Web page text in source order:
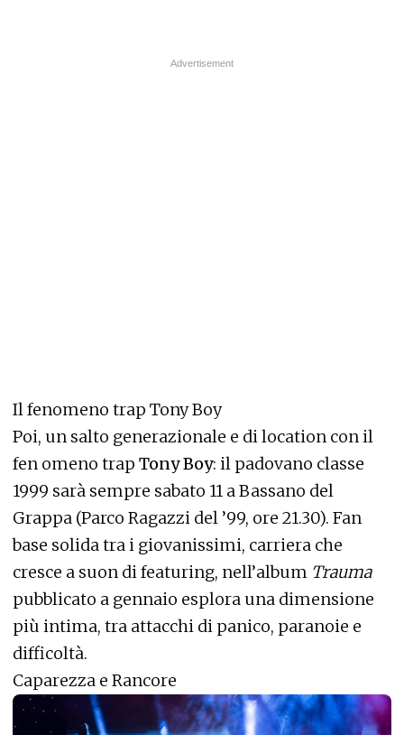
Il fenomeno trap Tony Boy
Poi, un salto generazionale e di location con il
fen omeno trap Tony Boy: il padovano classe
1999 sarà sempre sabato 11 a Bassano del
Grappa (Parco Ragazzi del ’99, ore 21.30). Fan
base solida tra i giovanissimi, carriera che
cresce a suon di featuring, nell’album Trauma
pubblicato a gennaio esplora una dimensione
più intima, tra attacchi di panico, paranoie e
difficoltà.
Caparezza e Rancore